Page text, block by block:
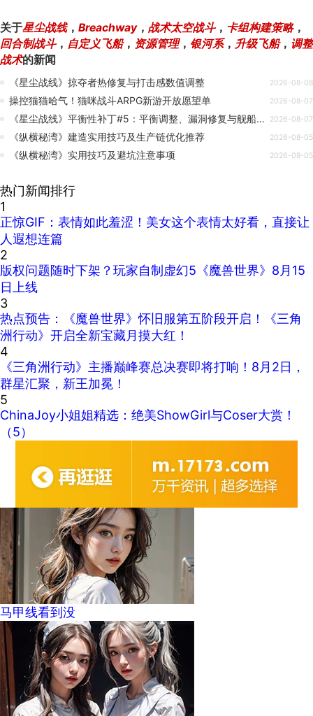
关于星尘战线， Breachway， 战术太空战斗， 卡组构建策略，
回合制战斗， 自定义飞船， 资源管理， 银河系， 升级飞船， 调整
战术的新闻
《星尘战线》掠夺者热修复与打击感数值调整 2026-08-08
操控猫猫哈气！猫咪战斗ARPG新游开放愿望单 2026-08-07
《星尘战线》平衡性补丁#5：平衡调整、漏洞修复与舰船受击反馈 2026-08-07
《纵横秘湾》建造实用技巧及生产链优化推荐 2026-08-05
《纵横秘湾》实用技巧及避坑注意事项 2026-08-05
热门新闻排行
1
正惊GIF：表情如此羞涩！美女这个表情太好看，直接让
人遐想连篇
2
版权问题随时下架？玩家自制虚幻5《魔兽世界》8月15
日上线
3
热点预告：《魔兽世界》怀旧服第五阶段开启！《三角
洲行动》开启全新宝藏月摸大红！
4
《三角洲行动》主播巅峰赛总决赛即将打响！8月2日，
群星汇聚，新王加冕！
5
ChinaJoy小姐姐精选：绝美ShowGirl与Coser大赏！
（5）
马甲线看到没